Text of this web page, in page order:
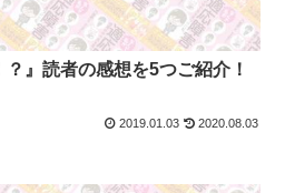
？』読者の感想を5つご紹介！
2019.01.03 2020.08.03